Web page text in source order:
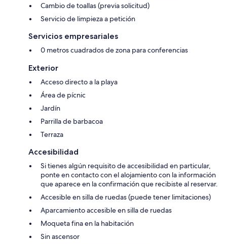
Cambio de toallas (previa solicitud)
Servicio de limpieza a petición
Servicios empresariales
0 metros cuadrados de zona para conferencias
Exterior
Acceso directo a la playa
Área de pícnic
Jardín
Parrilla de barbacoa
Terraza
Accesibilidad
Si tienes algún requisito de accesibilidad en particular,
ponte en contacto con el alojamiento con la información
que aparece en la confirmación que recibiste al reservar.
Accesible en silla de ruedas (puede tener limitaciones)
Aparcamiento accesible en silla de ruedas
Moqueta fina en la habitación
Sin ascensor